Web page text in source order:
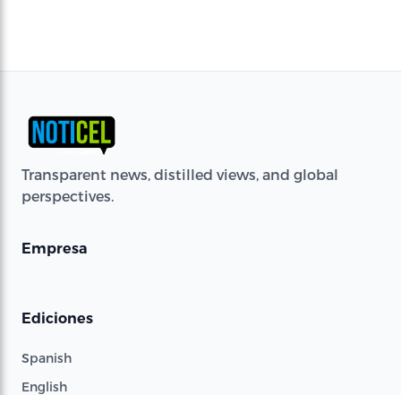
Transparent news, distilled views, and global
perspectives.
Empresa
Ediciones
Spanish
English